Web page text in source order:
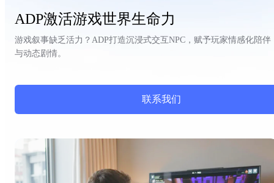
ADP激活游戏世界生命力
游戏叙事缺乏活力？ADP打造沉浸式交互NPC，赋予玩家情感化陪伴
与动态剧情。
联系我们